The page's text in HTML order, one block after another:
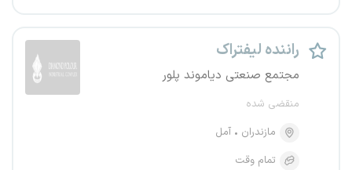
راننده لیفتراک
مجتمع صنعتی دیاموند پلور
منقضی شده
مازندران
آمل
تمام وقت